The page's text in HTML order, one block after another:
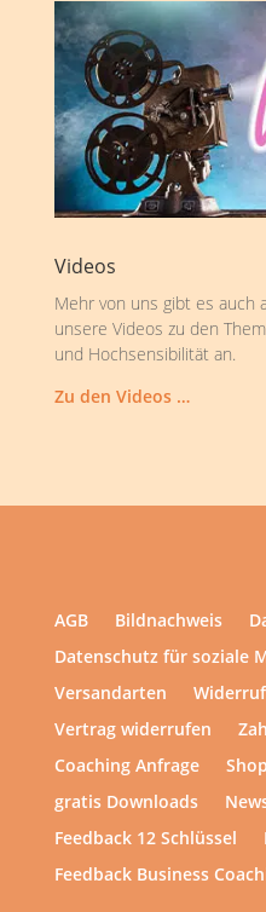
Videos
Mehr von uns gibt es auch
unsere Videos zu den
und Hochsensibilität an.
Zu den Videos …
AGB Bildnachweis
Datenschutz für soziale
Versandarten
Vertrag widerrufen
Coaching Anfrage
Shop
gratis Downloads
Feedback 12 Schlüssel
Feedback Business